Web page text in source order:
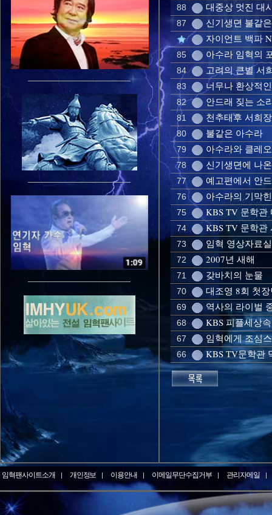
88 대중상 멋진 대
87
신기생뎐 불같
자이언트 백파
85 아수라 임혁의
84 고려의 큰별 서
83 너무나 환상적
82 안드래 짖는 소
81 천추태후 서희
80 불같은 아수라
79 아수라와 클레
78 신기생뎐에 나
77 예고편에서 안
76 아수라의 기막
75 KBS TV 문학관
74 KBS TV 문학관
73 임혁 영상자료실
72 2007년 새해
71 갖바치의 눈물
70 대조영 8회 첫
69 역사의 라이벌
68 KBS 피플세상
67 임혁에게 조심
66 KBS TV문학관
임혁팬사이트소개 개인정보 이용안내 이메일무단수집거부 관리자메일